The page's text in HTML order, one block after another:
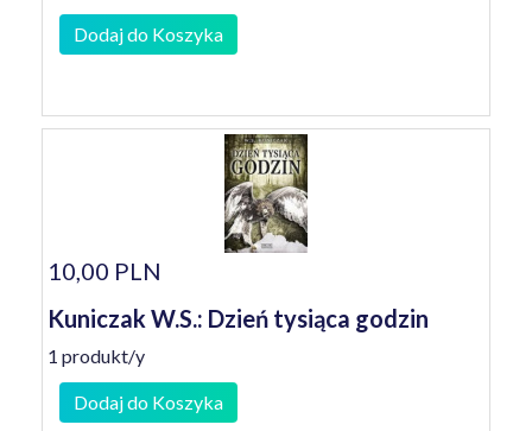
Dodaj do Koszyka
10,00 PLN
Kuniczak W.S.: Dzień tysiąca godzin
1 produkt/y
Dodaj do Koszyka